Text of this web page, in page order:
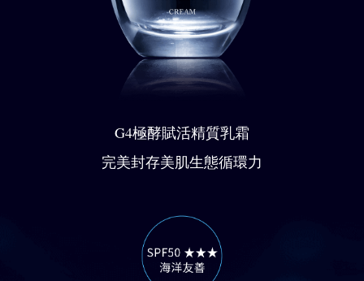
G4極酵賦活精質乳霜
完美封存美肌生態循環力